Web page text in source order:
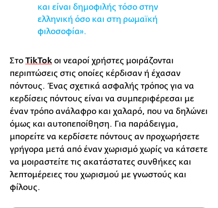
και είναι δημοφιλής τόσο στην
ελληνική όσο και στη ρωμαϊκή
φιλοσοφία».
Στο TikTok οι νεαροί χρήστες μοιράζονται
περιπτώσεις στις οποίες κέρδισαν ή έχασαν
πόντους. Ένας σχετικά ασφαλής τρόπος για να
κερδίσεις πόντους είναι να συμπεριφέρεσαι με
έναν τρόπο ανάλαφρο και χαλαρό, που να δηλώνει
όμως και αυτοπεποίθηση. Για παράδειγμα,
μπορείτε να κερδίσετε πόντους αν προχωρήσετε
γρήγορα μετά από έναν χωρισμό χωρίς να κάτσετε
να μοιραστείτε τις ακατάστατες συνθήκες και
λεπτομέρειες του χωρισμού με γνωστούς και
φίλους.